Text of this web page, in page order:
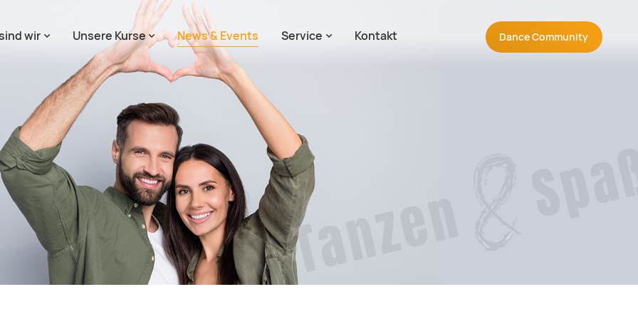
überspringen
wir Unsere Kurse News & Events Service Kontakt Navigation wiederholenDanceCommunity